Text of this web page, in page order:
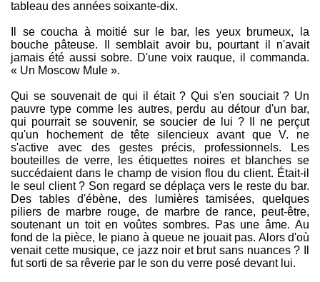
tableau des années soixante-dix.
Il se coucha à moitié sur le bar, les yeux brumeux, la
bouche pâteuse. Il semblait avoir bu, pourtant il n'avait
jamais été aussi sobre. D'une voix rauque, il commanda.
« Un Moscow Mule ».
Qui se souvenait de qui il était ? Qui s'en souciait ? Un
pauvre type comme les autres, perdu au détour d'un bar,
qui pourrait se souvenir, se soucier de lui ? Il ne perçut
qu'un hochement de tête silencieux avant que V. ne
s'active avec des gestes précis, professionnels. Les
bouteilles de verre, les étiquettes noires et blanches se
succédaient dans le champ de vision flou du client. Était-il
le seul client ? Son regard se déplaça vers le reste du bar.
Des tables d'ébène, des lumières tamisées, quelques
piliers de marbre rouge, de marbre de rance, peut-être,
soutenant un toit en voûtes sombres. Pas une âme. Au
fond de la pièce, le piano à queue ne jouait pas. Alors d'où
venait cette musique, ce jazz noir et brut sans nuances ? Il
fut sorti de sa rêverie par le son du verre posé devant lui.